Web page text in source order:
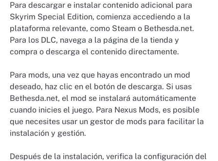
Para descargar e instalar contenido adicional para
Skyrim Special Edition, comienza accediendo a la
plataforma relevante, como Steam o Bethesda.net.
Para los DLC, navega a la página de la tienda y
compra o descarga el contenido directamente.
Para mods, una vez que hayas encontrado un mod
deseado, haz clic en el botón de descarga. Si usas
Bethesda.net, el mod se instalará automáticamente
cuando inicies el juego. Para Nexus Mods, es posible
que necesites usar un gestor de mods para facilitar la
instalación y gestión.
Después de la instalación, verifica la configuración del